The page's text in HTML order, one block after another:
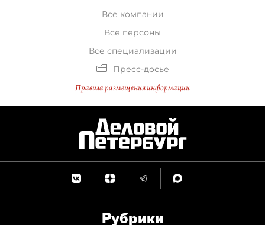
Все компании
Все персоны
Все специализации
Пресс-досье
Правила размещения информации
Рубрики